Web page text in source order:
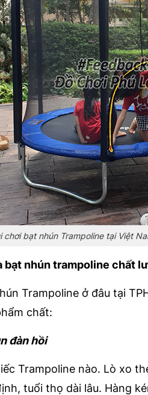
chơi bạt nhún Trampoline tại Việt
bạt nhún trampoline chất
Trampoline ở đâu tại
chất:
đàn hồi
Trampoline nào. Lò xo
tuổi thọ dài lâu. Hàng